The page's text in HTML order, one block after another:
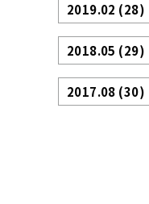
2019.02 (28)
2018.05 (29)
2017.08 (30)